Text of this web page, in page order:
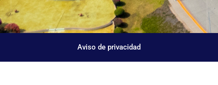
Aviso de privacidad